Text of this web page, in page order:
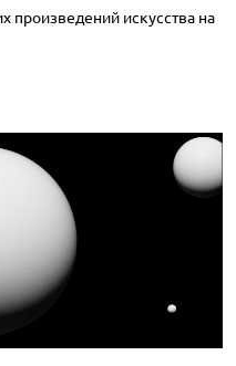
произведений искусства на